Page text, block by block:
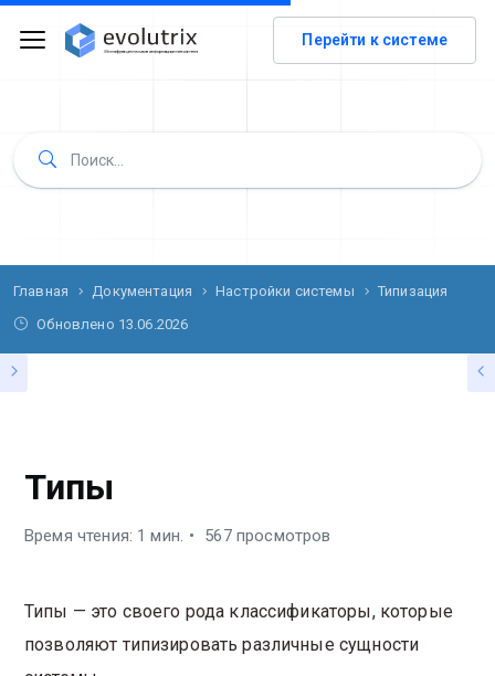
Перейти к системе
Главная Документация Настройки системы
Типизация
Обновлено 13.06.2026
Типы
Время чтения: 1 мин. 567 просмотров
Типы — это своего рода классификаторы, которые
позволяют типизировать различные сущности